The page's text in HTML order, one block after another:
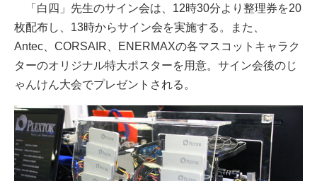
「白四」先生のサイン会は、12時30分より整理券を20
枚配布し、13時からサイン会を実施する。また、
Antec、CORSAIR、ENERMAXの各マスコットキャラク
ターのオリジナル特大ポスターを用意。サイン会後のじ
ゃんけん大会でプレゼントされる。